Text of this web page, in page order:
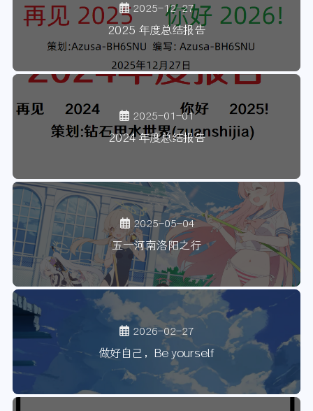
2025-12-27
2025 年度总结报告
2025-01-01
2024 年度总结报告
2025-05-04
五一河南洛阳之行
2026-02-27
做好自己，Be yourself